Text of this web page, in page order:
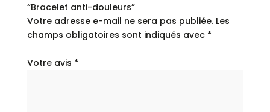
“Bracelet anti-douleurs”
Votre adresse e-mail ne sera pas publiée. Les
champs obligatoires sont indiqués avec *
Votre avis *